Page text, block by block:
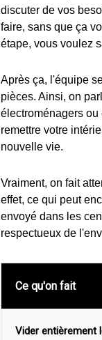
discuter de vos
faire, sans que ça
étape, vous voulez
Après ça, l'équipe
pièces. Ainsi, on
électroménagers
remettre votre
nouvelle vie.
Vraiment, on fait
effet, ce qui peut
envoyé dans les
respectueux de
Ce qu'on fait
Vider entièrement